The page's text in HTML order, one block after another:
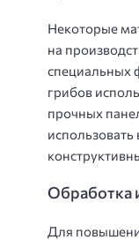
Некоторые
на
специальных
грибов
прочных
использовать
Обработка
Для